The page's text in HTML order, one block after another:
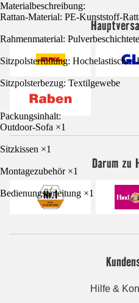
Materialbeschreibung:
Rattan-Material: PE-Kunststoff-
Rahmenmaterial:
Sitzpolsterfüllung: Hochelastisches
Sitzpolsterbezug: Textilgewebe
Packungsinhalt:
Outdoor-Sofa ×1
Sitzkissen ×1
Montagezubehör ×1
Bedienungsanleitung ×1
Darum zu
Hilfe &